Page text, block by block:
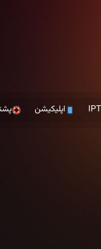
اپلیکیشن